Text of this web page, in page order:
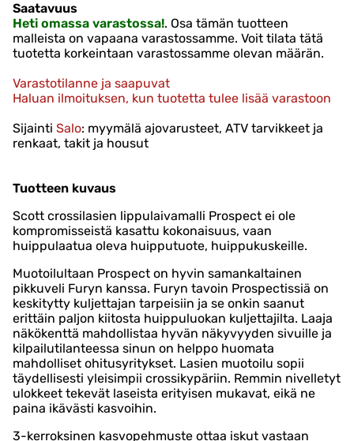
Saatavuus
Heti omassa varastossa!. Osa tämän tuotteen
malleista on vapaana varastossamme. Voit tilata tätä
tuotetta korkeintaan varastossamme olevan määrän.
Varastotilanne ja saapuvat
Haluan ilmoituksen, kun tuotetta tulee lisää varastoon
Sijainti Salo: myymälä ajovarusteet, ATV tarvikkeet ja
renkaat, takit ja housut
Tuotteen kuvaus
Scott crossilasien lippulaivamalli Prospect ei ole
kompromisseistä kasattu kokonaisuus, vaan
huippulaatua oleva huipputuote, huippukuskeille.
Muotoilultaan Prospect on hyvin samankaltainen
pikkuveli Furyn kanssa. Furyn tavoin Prospectissiä on
keskitytty kuljettajan tarpeisiin ja se onkin saanut
erittäin paljon kiitosta huippuluokan kuljettajilta. Laaja
näkökenttä mahdollistaa hyvän näkyvyyden sivuille ja
kilpailutilanteessa sinun on helppo huomata
mahdolliset ohitusyritykset. Lasien muotoilu sopii
täydellisesti yleisimpii crossikypäriin. Remmin nivelletyt
ulokkeet tekevät laseista erityisen mukavat, eikä ne
paina ikävästi kasvoihin.
3-kerroksinen kasvopehmuste ottaa iskut vastaan